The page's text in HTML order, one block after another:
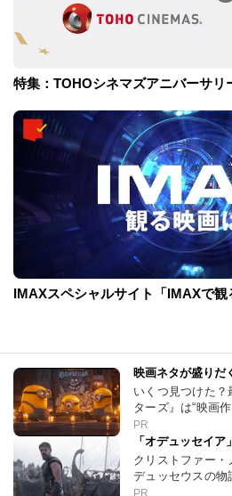
特集：TOHOシネマズアニバーサリ
IMAXスペシャルサイト「IMAXで観
映画ネタが盛りだ
いくつ見つけた？
ターズ』は“映画作
PR
「オデュッセイア
クリストファー・
デュッセウスの物
PR